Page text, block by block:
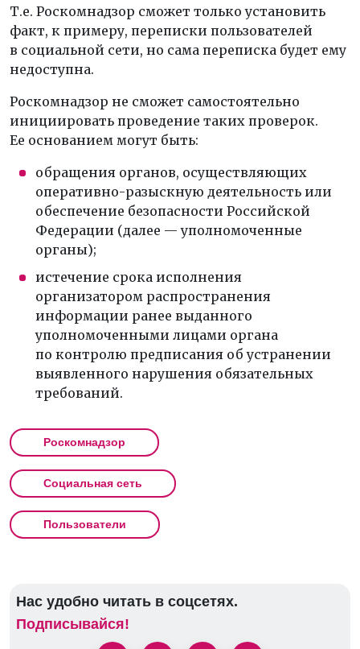
Т.е. Роскомнадзор сможет только установить
факт, к примеру, переписки пользователей
в социальной сети, но сама переписка будет ему
недоступна.
Роскомнадзор не сможет самостоятельно
инициировать проведение таких проверок.
Ее основанием могут быть:
обращения органов, осуществляющих
оперативно-разыскную деятельность или
обеспечение безопасности Российской
Федерации (далее — уполномоченные
органы);
истечение срока исполнения
организатором распространения
информации ранее выданного
уполномоченными лицами органа
по контролю предписания об устранении
выявленного нарушения обязательных
требований.
Роскомнадзор
Социальная сеть
Пользователи
Нас удобно читать в соцсетях.
Подписывайся!